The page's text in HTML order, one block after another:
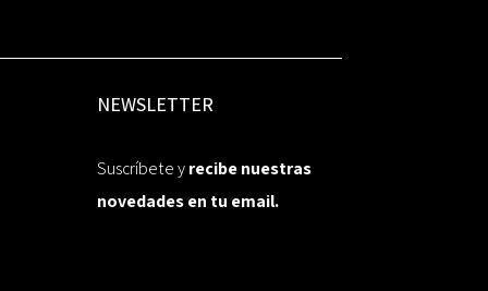
NEWSLETTER
Suscríbete yrecibe nuestras
novedades en tu email.